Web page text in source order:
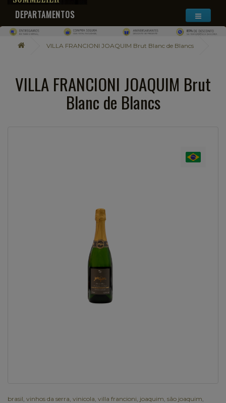
DEPARTAMENTOS
VILLA FRANCIONI JOAQUIM Brut Blanc de Blancs
VILLA FRANCIONI JOAQUIM Brut
Blanc de Blancs
brasil vinhos da serra vinicola villa francioni joaquim são joaquim